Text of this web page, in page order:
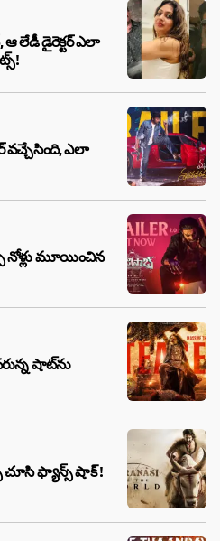
లేడీ డైరెక్టర్ ఎలా
వచ్చేసింది, ఎలా
నోళ్లు మూయించిన
షాట్‌ను
చూసి ఫ్యాన్స్ షాక్ !